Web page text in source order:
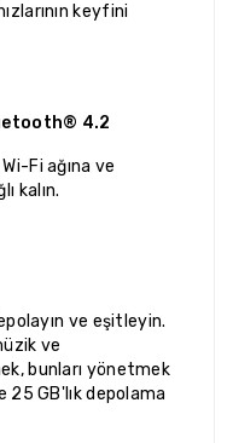
keyfini
4.2
Fi ağına ve
kalın.
ve eşitleyin.
ve
bunları yönetmek
25 GB'lık depolama